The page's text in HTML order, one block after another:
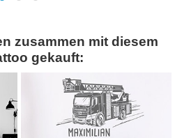
zusammen mit diesem
gekauft: